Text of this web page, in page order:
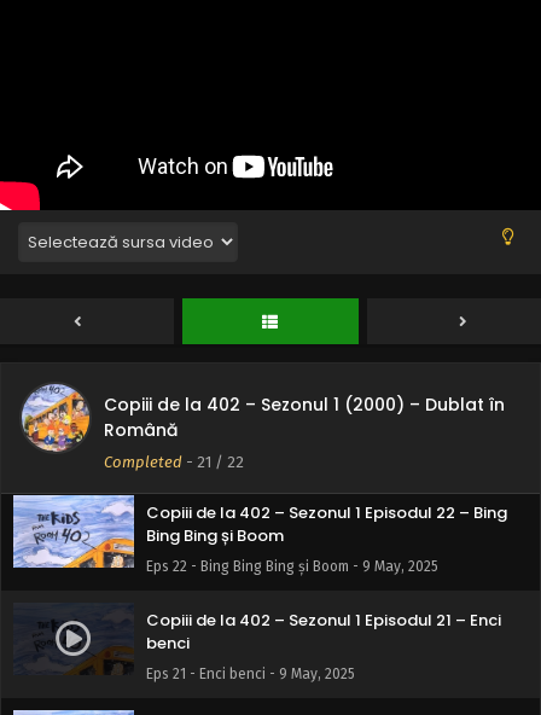
Copiii de la 402 – Sezonul 1 (2000) – Dublat în
Română
Completed - 21 / 22
Copiii de la 402 – Sezonul 1 Episodul 22 – Bing
Bing Bing și Boom
Eps 22 - Bing Bing Bing și Boom - 9 May, 2025
Copiii de la 402 – Sezonul 1 Episodul 21 – Enci
benci
Eps 21 - Enci benci - 9 May, 2025